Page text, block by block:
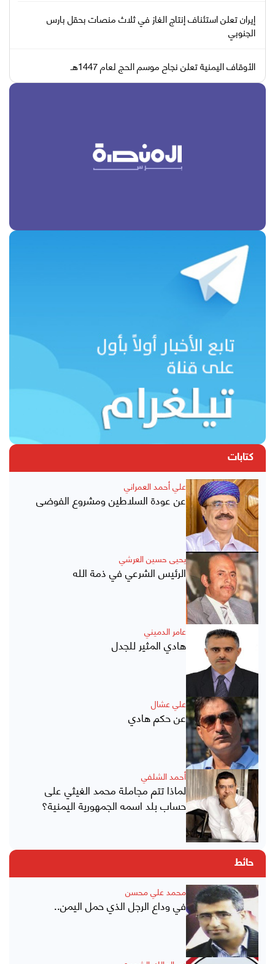
إيران تعلن استئناف إنتاج الغاز في ثلاث منصات بحقل بارس
الجنوبي
الأوقاف اليمنية تعلن نجاح موسم الحج لعام 1447هـ
كتابات
علي أحمد العمراني
عن عودة السلاطين ومشروع الفوضى
يحيى حسين العرشي
الرئيس الشرعي في ذمة الله
عامر الدميني
هادي المثير للجدل
علي عشال
عن حكم هادي
أحمد الشلفي
لماذا تتم مجاملة محمد الغيثي على
حساب بلد اسمه الجمهورية اليمنية؟
حائط
محمد علي محسن
في وداع الرجل الذي حمل اليمن..